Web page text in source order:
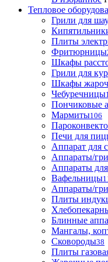
Тепловое
Грили для
Плиты
Фритюрницы
Шкафы
Грили для кур
Шкафы
Чебуречницы
Пончиковые
Мармиты106
Печи для
Аппарат для
Аппараты/
Аппараты
Вафельницы
Аппараты/
Плиты
Блинные
Мангалы,
Сковороды38
Плиты